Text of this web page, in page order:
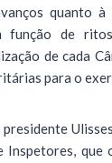
quanto
função de
de cada
para o
presidente
Inspetores, que